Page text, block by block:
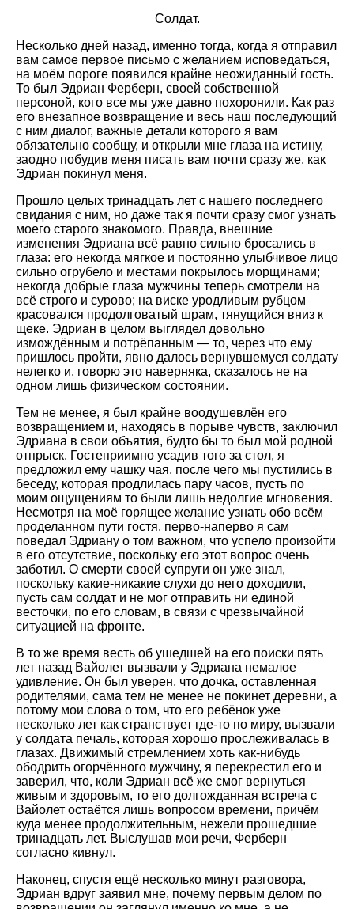
Солдат.
Несколько дней назад, именно тогда, когда я отправил
вам самое первое письмо с желанием исповедаться,
на моём пороге появился крайне неожиданный гость.
То был Эдриан Ферберн, своей собственной
персоной, кого все мы уже давно похоронили. Как раз
его внезапное возвращение и весь наш последующий
с ним диалог, важные детали которого я вам
обязательно сообщу, и открыли мне глаза на истину,
заодно побудив меня писать вам почти сразу же, как
Эдриан покинул меня.
Прошло целых тринадцать лет с нашего последнего
свидания с ним, но даже так я почти сразу смог узнать
моего старого знакомого. Правда, внешние
изменения Эдриана всё равно сильно бросались в
глаза: его некогда мягкое и постоянно улыбчивое лицо
сильно огрубело и местами покрылось морщинами;
некогда добрые глаза мужчины теперь смотрели на
всё строго и сурово; на виске уродливым рубцом
красовался продолговатый шрам, тянущийся вниз к
щеке. Эдриан в целом выглядел довольно
измождённым и потрёпанным — то, через что ему
пришлось пройти, явно далось вернувшемуся солдату
нелегко и, говорю это наверняка, сказалось не на
одном лишь физическом состоянии.
Тем не менее, я был крайне воодушевлён его
возвращением и, находясь в порыве чувств, заключил
Эдриана в свои объятия, будто бы то был мой родной
отпрыск. Гостеприимно усадив того за стол, я
предложил ему чашку чая, после чего мы пустились в
беседу, которая продлилась пару часов, пусть по
моим ощущениям то были лишь недолгие мгновения.
Несмотря на моё горящее желание узнать обо всём
проделанном пути гостя, перво-наперво я сам
поведал Эдриану о том важном, что успело произойти
в его отсутствие, поскольку его этот вопрос очень
заботил. О смерти своей супруги он уже знал,
поскольку какие-никакие слухи до него доходили,
пусть сам солдат и не мог отправить ни единой
весточки, по его словам, в связи с чрезвычайной
ситуацией на фронте.
В то же время весть об ушедшей на его поиски пять
лет назад Вайолет вызвали у Эдриана немалое
удивление. Он был уверен, что дочка, оставленная
родителями, сама тем не менее не покинет деревни, а
потому мои слова о том, что его ребёнок уже
несколько лет как странствует где-то по миру, вызвали
у солдата печаль, которая хорошо прослеживалась в
глазах. Движимый стремлением хоть как-нибудь
ободрить огорчённого мужчину, я перекрестил его и
заверил, что, коли Эдриан всё же смог вернуться
живым и здоровым, то его долгожданная встреча с
Вайолет остаётся лишь вопросом времени, причём
куда менее продолжительным, нежели прошедшие
тринадцать лет. Выслушав мои речи, Ферберн
согласно кивнул.
Наконец, спустя ещё несколько минут разговора,
Эдриан вдруг заявил мне, почему первым делом по